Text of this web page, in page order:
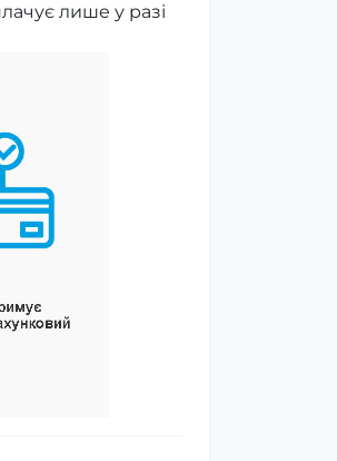
лише у разі